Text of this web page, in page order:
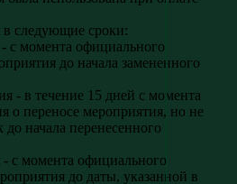
следующие сроки:
с момента официального
до начала замененного
- в течение 15 дней с момента
о переносе мероприятия, но не
до начала перенесенного
с момента официального
до даты, указанной в